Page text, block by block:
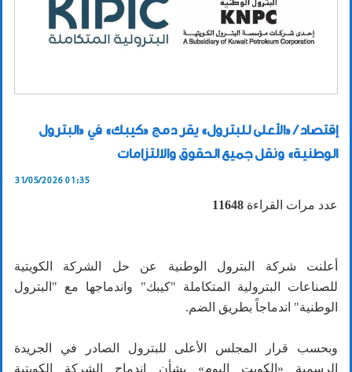
إقتصاد / «الأعلى للبترول» يقر دمج «كيبك» في «البترول
الوطنية» ونقل جميع الحقوق والالتزامات
31/05/2026 01:35
عدد مرات القراءة 11648
أعلنت شركة البترول الوطنية عن حل الشركة الكويتية
للصناعات البترولية المتكاملة "كيبك" واندماجها مع "البترول
الوطنية" اندماجاً بطريق الضم.
وبحسب قرار المجلس الأعلى للبترول الصادر في الجريدة
الرسمية «الكويت اليوم» بشأن اندماج الشركة الكويتية